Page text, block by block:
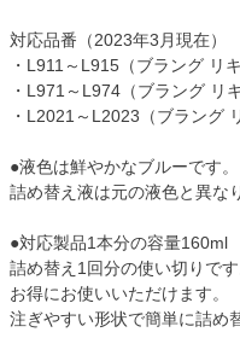
対応品番（2023年3月現在）
・L911～L915（ブラング リ
・L971～L974（ブラング リ
・L2021～L2023（ブラング
●液色は鮮やかなブルーです。
詰め替え液は元の液色と異な
●対応製品1本分の容量160ml
詰め替え1回分の使い切りです
お得にお使いいただけます。
注ぎやすい形状で簡単に詰め